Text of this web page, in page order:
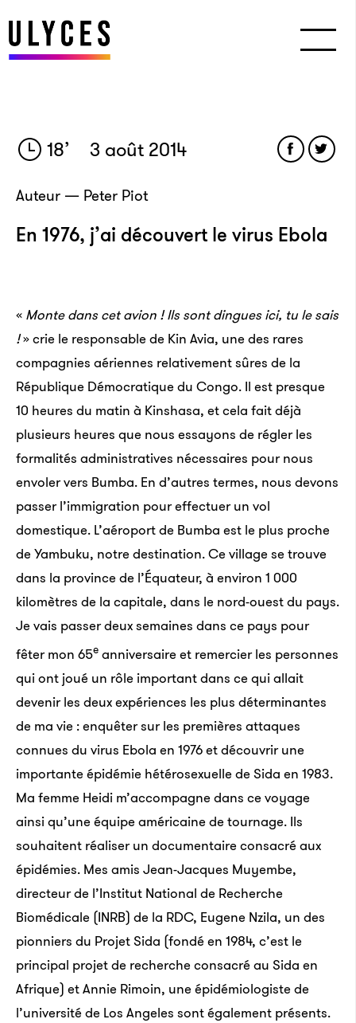
18’ 3 août 2014
Auteur — Peter Piot
En 1976, j’ai découvert le virus Ebola
« Monte dans cet avion ! Ils sont dingues ici, tu le sais
!» crie le responsable de Kin Avia, une des rares
compagnies aériennes relativement sûres de la
République Démocratique du Congo. Il est presque
10 heures du matin à Kinshasa, et cela fait déjà
plusieurs heures que nous essayons de régler les
formalités administratives nécessaires pour nous
envoler vers Bumba. En d’autres termes, nous devons
passer l’immigration pour effectuer un vol
domestique. L’aéroport de Bumba est le plus proche
de Yambuku, notre destination. Ce village se trouve
dans la province de l’Équateur, à environ 1 000
kilomètres de la capitale, dans le nord-ouest du pays.
Je vais passer deux semaines dans ce pays pour
fêter mon 65e anniversaire et remercier les personnes
qui ont joué un rôle important dans ce qui allait
devenir les deux expériences les plus déterminantes
de ma vie : enquêter sur les premières attaques
connues du virus Ebola en 1976 et découvrir une
importante épidémie hétérosexuelle de Sida en 1983.
Ma femme Heidi m’accompagne dans ce voyage
ainsi qu’une équipe américaine de tournage. Ils
souhaitent réaliser un documentaire consacré aux
épidémies. Mes amis Jean-Jacques Muyembe,
directeur de l’Institut National de Recherche
Biomédicale (INRB) de la RDC, Eugene Nzila, un des
pionniers du Projet Sida (fondé en 1984, c’est le
principal projet de recherche consacré au Sida en
Afrique) et Annie Rimoin, une épidémiologiste de
l’université de Los Angeles sont également présents.